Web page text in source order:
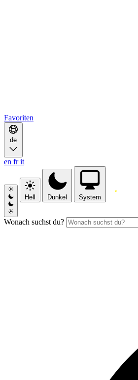
Favoriten
de
en frit
Hell Dunkel System
Wonach suchst du?